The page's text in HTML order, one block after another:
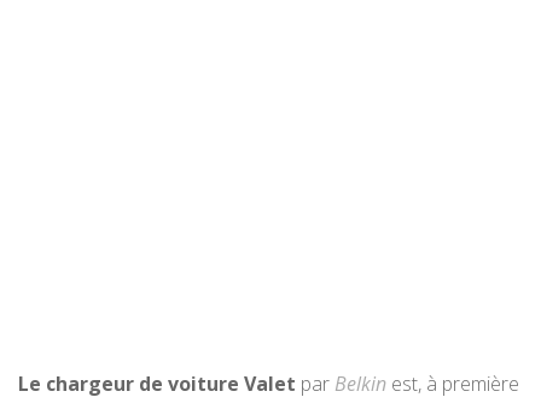
Le chargeur de voiture Valet par Belkin est, à première